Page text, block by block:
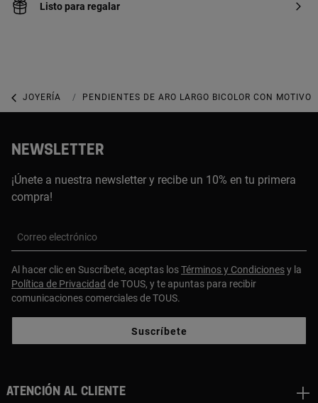
Listo para regalar
JOYERÍA JOYAS DE PLATA 925
PENDIENTES DE ARO LARGO BICOLOR CON MOTIVO
NEWSLETTER
¡Únete a nuestra newsletter y recibe un 10% en tu primera
compra!
Correo electrónico
Al hacer clic en Suscríbete, aceptas losTérminos y Condicionesy la
Política de Privacidad de TOUS, y te apuntas para recibir
comunicaciones comerciales de TOUS.
Suscríbete
Atención al cliente